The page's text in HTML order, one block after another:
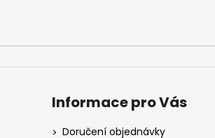
Informace pro Vás
Doručení objednávky